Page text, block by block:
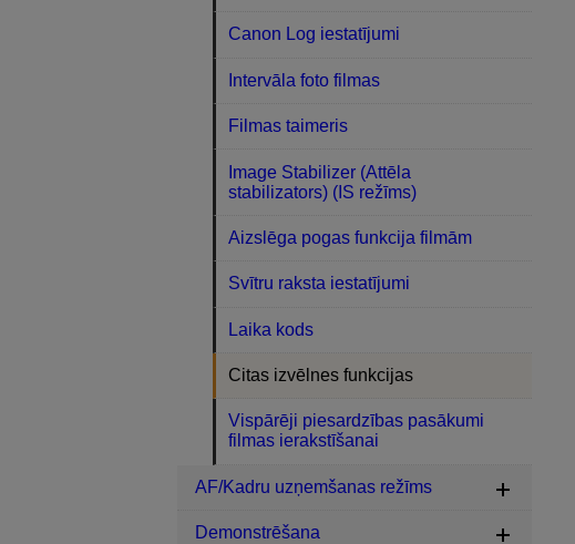
Canon Log iestatījumi
Intervāla foto filmas
Filmas taimeris
Image Stabilizer (Attēla
stabilizators) (IS režīms)
Aizslēga pogas funkcija filmām
Svītru raksta iestatījumi
Laika kods
Citas izvēlnes funkcijas
Vispārēji piesardzības pasākumi
filmas ierakstīšanai
AF/Kadru uzņemšanas režīms
Demonstrēšana